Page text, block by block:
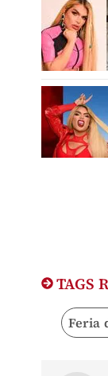
TAGS
Feria